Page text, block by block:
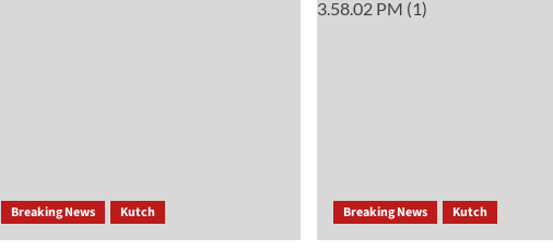
Breaking News Kutch Breaking News Kutch